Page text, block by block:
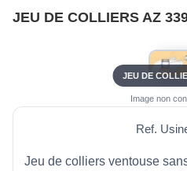
JEU DE COLLIERS AZ
JEU DE
Image non
Ref.
Jeu de colliers ventouse